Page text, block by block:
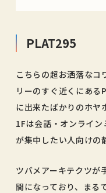
PLAT295
こちらの超お洒落なコ
リーのすぐ近くにある
に出来たばかりのホヤ
1Fは会話・オンライ
が集中したい人向けの
ツバメアーキテクツが
間になっており、まる